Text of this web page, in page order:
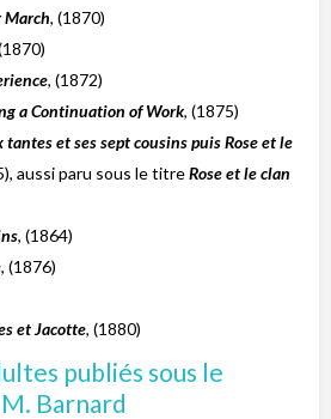
, (1870)
, (1872)
a Continuation of Work, (1875)
tantes et ses sept cousins puis Rose et le
aussi paru sous le titreRose et le clan
, (1864)
, (1876)
et Jacotte, (1880)
publiés sous le
Barnard